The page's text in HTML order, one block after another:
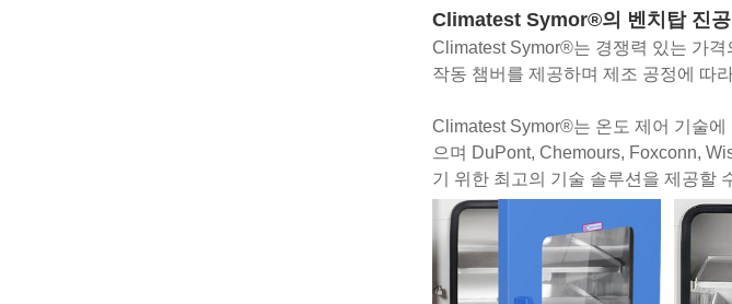
Climatest Symor®의 벤치탑 진
Climatest Symor®는 경쟁력 있는 가
작동 챔버를 제공하며 제조 공정에 따
Climatest Symor®는 온도 제어 기술
으며 DuPont, Chemours, Foxconn,
기 위한 최고의 기술 솔루션을 제공할